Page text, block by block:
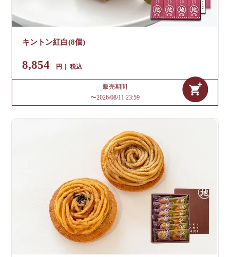
キントン紅白(8個)
8,854 税込
販売期間
〜2026/08/11 23:59